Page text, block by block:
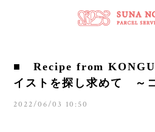
■ Recipe from
イストを探し求めて ～
2022/06/03 10:50